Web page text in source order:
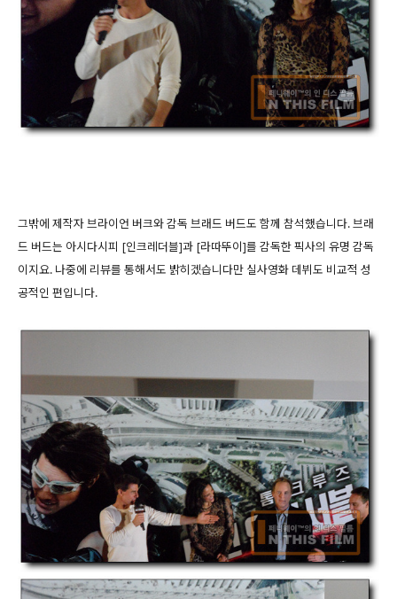
그밖에 제작자 브라이언 버크와 감독 브래드 버드도 함께 참석했습니다. 브래
드 버드는 아시다시피 [인크레더블]과 [라따뚜이]를 감독한 픽사의 유명 감독
이지요. 나중에 리뷰를 통해서도 밝히겠습니다만 실사영화 데뷔도 비교적 성
공적인 편입니다.